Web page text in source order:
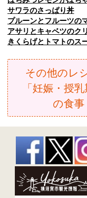
サワラのさっぱり丼
プルーンとフルーツの
アサリとキャベツのク
きくらげとトマトのス
その他のレ
「妊娠・授
の食事